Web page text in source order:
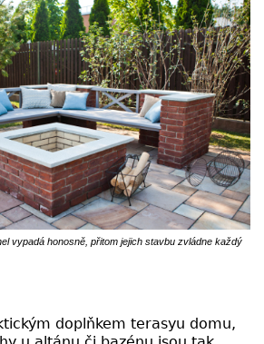
vypadá honosně, přitom jejich stavbu zvládne každý
doplňkem terasyu domu,